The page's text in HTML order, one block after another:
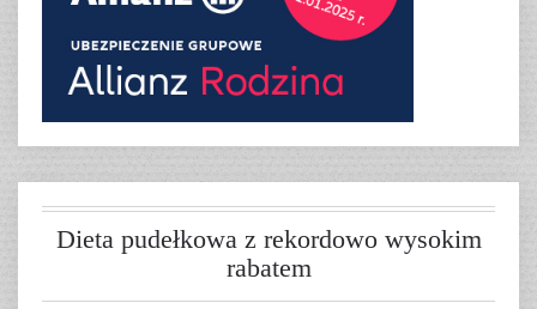
Dieta pudełkowa z rekordowo wysokim
rabatem